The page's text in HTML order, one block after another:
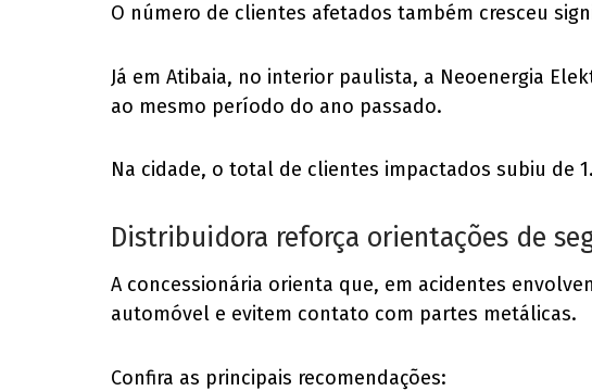
O número de clientes afetados também cresceu
Já em Atibaia, no interior paulista, a Neoenergia
ao mesmo período do ano passado.
Na cidade, o total de clientes impactados subiu de
Distribuidora reforça orientações de
A concessionária orienta que, em acidentes
automóvel e evitem contato com partes metálicas.
Confira as principais recomendações: